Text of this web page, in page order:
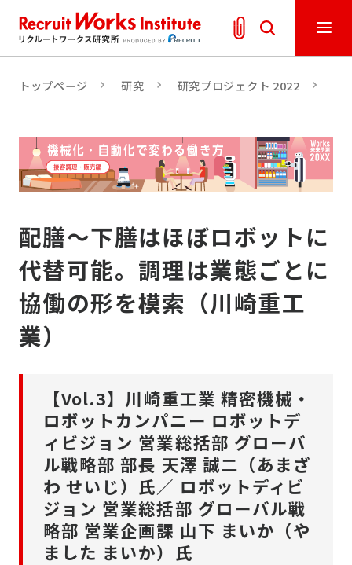
トップページ 研究 研究プロジェクト 2022
配膳～下膳はほぼロボットに
代替可能。調理は業態ごとに
協働の形を模索（川崎重工
業）
【Vol.3】川崎重工業 精密機械・
ロボットカンパニー ロボットデ
ィビジョン 営業総括部 グローバ
ル戦略部 部長 天澤 誠二（あまざ
わ せいじ）氏／ ロボットディビ
ジョン 営業総括部 グローバル戦
略部 営業企画課 山下 まいか（や
ました まいか）氏